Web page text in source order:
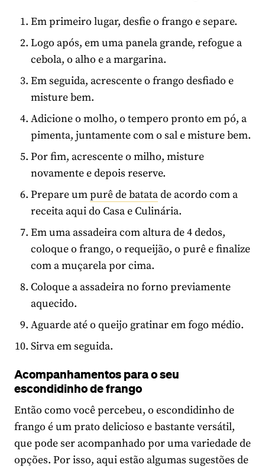
Em primeiro lugar, desfie o frango e separe.
Logo após, em uma panela grande, refogue a
cebola, o alho e a margarina.
Em seguida, acrescente o frango desfiado e
misture bem.
Adicione o molho, o tempero pronto em pó, a
pimenta, juntamente com o sal e misture bem.
Por fim, acrescente o milho, misture
novamente e depois reserve.
Prepare umpurê de batatade acordo com a
receita aqui do Casa e Culinária.
Em uma assadeira com altura de 4 dedos,
coloque o frango, o requeijão, o purê e finalize
com a muçarela por cima.
Coloque a assadeira no forno previamente
aquecido.
Aguarde até o queijo gratinar em fogo médio.
Sirva em seguida.
Acompanhamentos para o seu
escondidinho de frango
Então como você percebeu, o escondidinho de
frango é um prato delicioso e bastante versátil,
que pode ser acompanhado por uma variedade de
opções. Por isso, aqui estão algumas sugestões de